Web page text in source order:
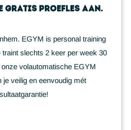
gratis proefles aan.
EGYM is personal training
slechts 2 keer per week 30
volautomatische EGYM
je veilig en eenvoudig mét